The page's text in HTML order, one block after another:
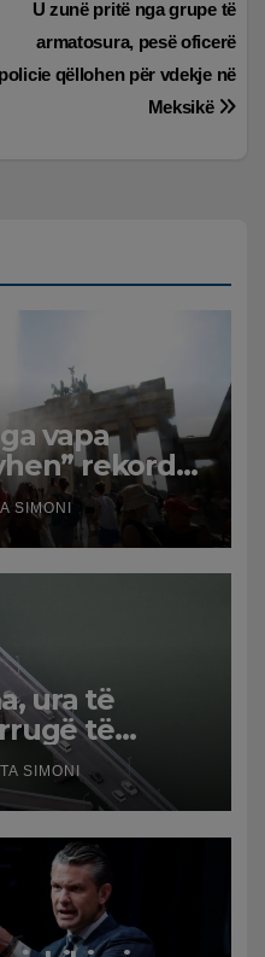
U zunë pritë nga grupe të
armatosura, pesë oficerë
policie qëllohen për vdekje në
Meksikë
vapa
rekordet
mijëra
SIMONI
ura të
të
goditet
evakuuar
SIMONI